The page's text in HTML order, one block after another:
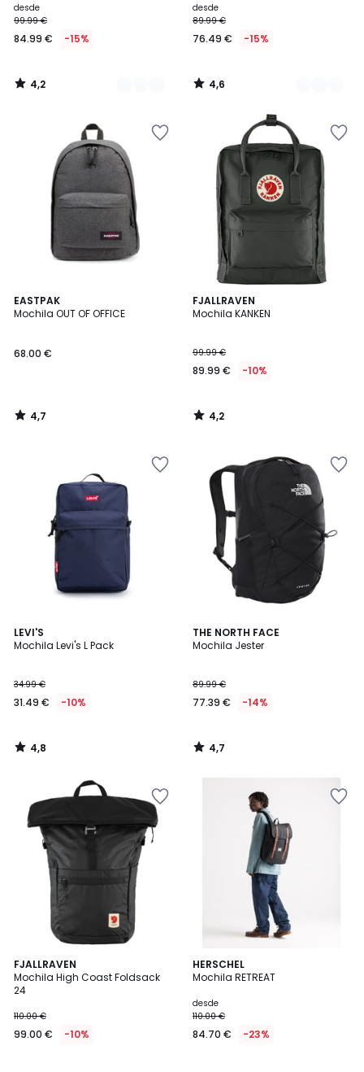
desde
99.99 €
84.99 € -15%
4,2
/
desde
89.99 €
76.49 € -15%
4,6
/
EASTPAK
Mochila OUT OF OFFICE
68.00 €
4,7
/ 5
4,7
/
FJALLRAVEN
Mochila KANKEN
99.99 €
89.99 € -10%
4,2
/ 5
4,2
/
LEVI'S
Mochila Levi's L Pack
34.99 €
31.49 € -10%
4,8
/ 5
4,8
/
THE NORTH FACE
Mochila Jester
89.99 €
77.39 € -14%
4,7
/ 5
4,7
/
FJALLRAVEN
Mochila High Coast Foldsack
24
110.00 €
99.00 € -10%
3,7
/ 5
2
Colores
HERSCHEL
Mochila RETREAT
desde
110.00 €
84.70 € -23%
4,5
/ 5
4
Colores